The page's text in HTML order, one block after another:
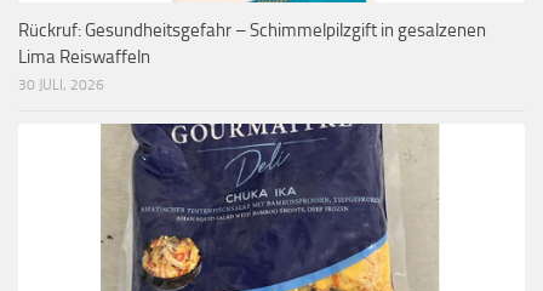
Rückruf: Gesundheitsgefahr – Schimmelpilzgift in gesalzenen
Lima Reiswaffeln
30 JULI, 2026